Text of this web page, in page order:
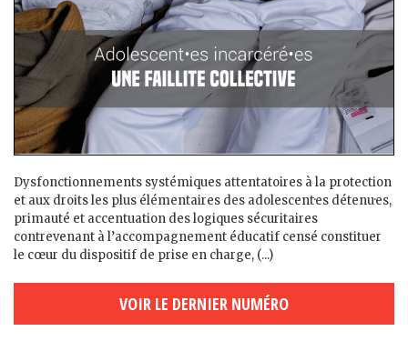
Dysfonctionnements systémiques attentatoires à la protection
et aux droits les plus élémentaires des adolescent·es détenu·es,
primauté et accentuation des logiques sécuritaires
contrevenant à l’accompagnement éducatif censé constituer
le cœur du dispositif de prise en charge, (...)
VOIR LE DERNIER NUMÉRO